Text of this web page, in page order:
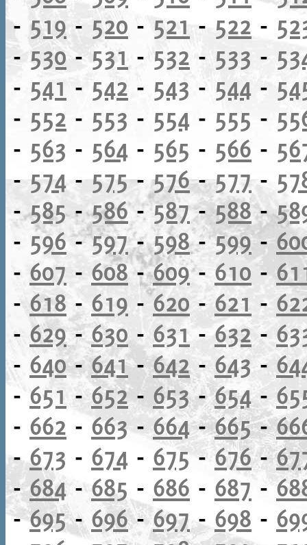
- 519 -520 - 521- 522 -
- 530-531 - 532 - 533 -
- 541 - 542 - 543 - 544 -
- 552 - 553 - 554 - 555 -
- 563 - 564 - 565 - 566 -
-574 -575-576-577-
-585-586-587-588-
- 596-597-598-599-
- 607 - 608-609- 610 -
- 618 -619 -620 - 621 -
- 629-630 -631-632 -
- 640-641-642- 643 -
- 651 -652- 653-654-
- 662 - 663-664-665-
-673 - 674 - 675-676-
-684-685 - 686 - 687 -
-695- 696-697- 698 -